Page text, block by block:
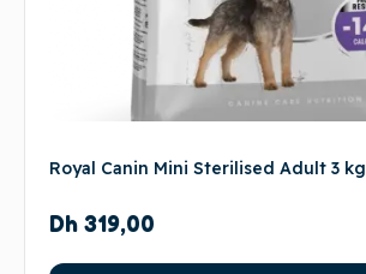
Royal Canin Mini Sterilised Adult 3 kg
Dh 319,00